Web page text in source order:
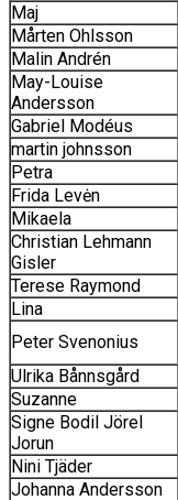
Maj
Mårten Ohlsson
Malin Andrén
May-Louise
Andersson
Gabriel Modéus
martin johnsson
Petra
Frida Levėn
Mikaela
Christian Lehmann
Gisler
Terese Raymond
Lina
Peter Svenonius
Ulrika Bånnsgård
Suzanne
Signe Bodil Jörel
Jorun
Nini Tjäder
Johanna Andersson